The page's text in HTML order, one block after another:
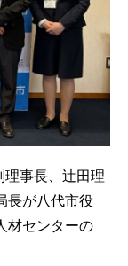
事長、辻田理
長が八代市役
材センターの